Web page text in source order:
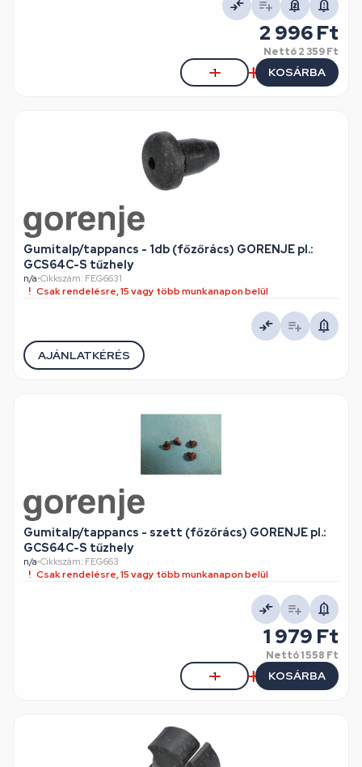
2 996 Ft
Nettó2 359 Ft
KOSÁRBA
Gumitalp/tappancs - 1db (főzőrács) GORENJE pl.:
GCS64C-S tűzhely
n/a•Cikkszám: FEG6631
Csak rendelésre, 15 vagy több munkanapon belül
AJÁNLATKÉRÉS
Gumitalp/tappancs - szett (főzőrács) GORENJE pl.:
GCS64C-S tűzhely
n/a•Cikkszám: FEG663
Csak rendelésre, 15 vagy több munkanapon belül
1 979 Ft
Nettó1 558 Ft
KOSÁRBA